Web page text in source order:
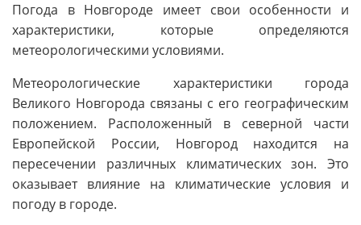
Погода в Новгороде имеет свои особенности и
характеристики, которые определяются
метеорологическими условиями.
Метеорологические характеристики города
Великого Новгорода связаны с его географическим
положением. Расположенный в северной части
Европейской России, Новгород находится на
пересечении различных климатических зон. Это
оказывает влияние на климатические условия и
погоду в городе.